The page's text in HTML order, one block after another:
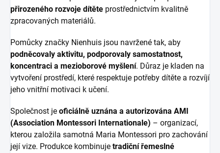
přirozeného rozvoje dítěte prostřednictvím kvalitně
zpracovaných materiálů.
Pomůcky značky Nienhuis jsou navržené tak, aby
podněcovaly aktivitu, podporovaly samostatnost,
koncentraci a mezioborové myšlení. Důraz je kladen na
vytvoření prostředí, které respektuje potřeby dítěte a rozvíjí
jeho vnitřní motivaci k učení.
Společnost je oficiálně uznána a autorizována AMI
(Association Montessori Internationale) – organizací,
kterou založila samotná Maria Montessori pro zachování
její vize. Produkce kombinuje tradiční řemeslné